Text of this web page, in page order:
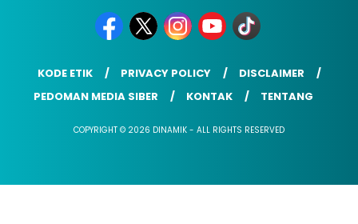
KODE ETIK PRIVACY POLICY
DISCLAIMER
PEDOMAN MEDIA SIBER
KONTAK TENTANG
COPYRIGHT © 2026 DINAMIK - ALL RIGHTS RESERVED